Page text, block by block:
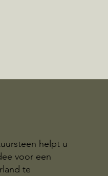
helpt u
voor een
te